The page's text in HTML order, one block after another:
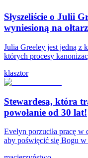
Słyszeliście o Julii
wyniesioną na
Julia Greeley jest jedną z
których procesy
klasztor
Stewardesa, która
powołanie od 30 lat!
Evelyn porzuciła pracę
aby poświęcić się Bogu